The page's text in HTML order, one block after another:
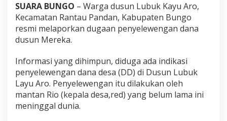
D
D
L
k
K
a
y
SUARA BUNGO – Warga dusun Lubuk Kayu Aro,
Kecamatan Rantau Pandan, Kabupaten Bungo
resmi melaporkan dugaan penyelewengan dana
dusun Mereka.
Informasi yang dihimpun, diduga ada indikasi
penyelewengan dana desa (DD) di Dusun Lubuk
Layu Aro. Penyelewengan itu dilakukan oleh
mantan Rio (kepala desa,red) yang belum lama ini
meninggal dunia.